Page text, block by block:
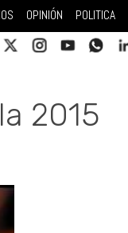
OPINIÓN POLITICA
2015